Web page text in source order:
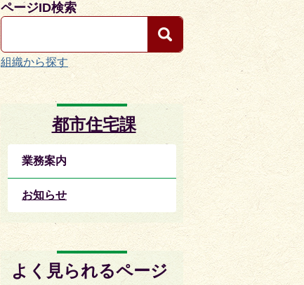
ページID検索
組織から探す
都市住宅課
業務案内
お知らせ
よく見られるページ